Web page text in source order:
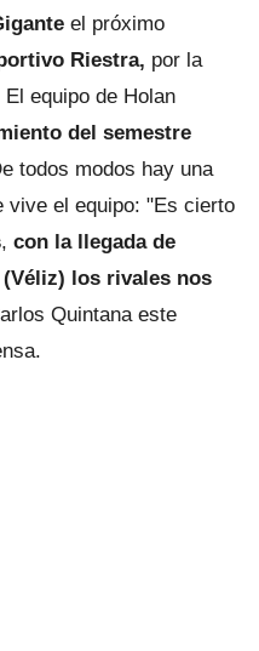
el próximo
Riestra, por la
equipo de Holan
del semestre
todos modos hay una
vive el equipo: "Es cierto
, con la llegada de
los rivales nos
Quintana este